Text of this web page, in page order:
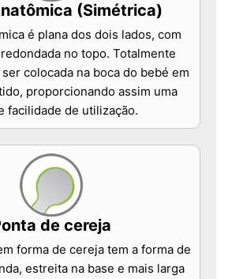
(Simétrica)
é plana dos dois lados, com
no topo. Totalmente
colocada na boca do bebé em
proporcionando assim uma
facilidade de utilização.
de cereja
forma de cereja tem a forma de
estreita na base e mais larga